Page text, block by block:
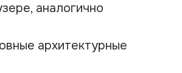
аналогично
архитектурные